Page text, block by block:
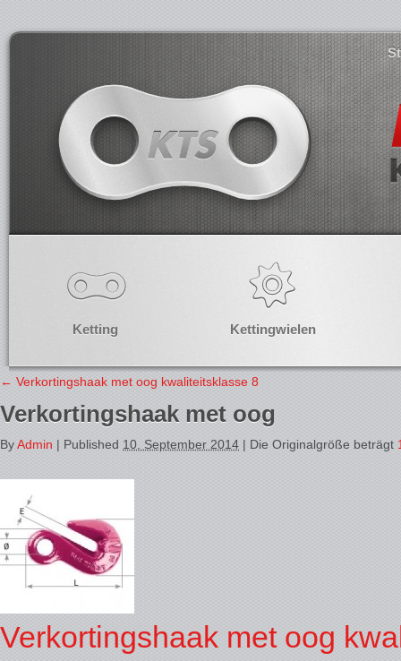
Ketting Kettingwielen
← Verkortingshaak met oog kwaliteitsklasse 8
Verkortingshaak met oog
ByAdmin | Published 10. September 2014 | Die Originalgröße beträgt
Verkortingshaak met oog